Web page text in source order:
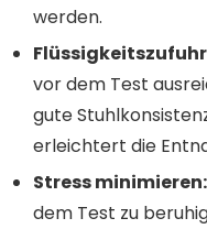
werden.
vor dem Test
gute
erleichtert die
Stress minimieren:
dem Test zu